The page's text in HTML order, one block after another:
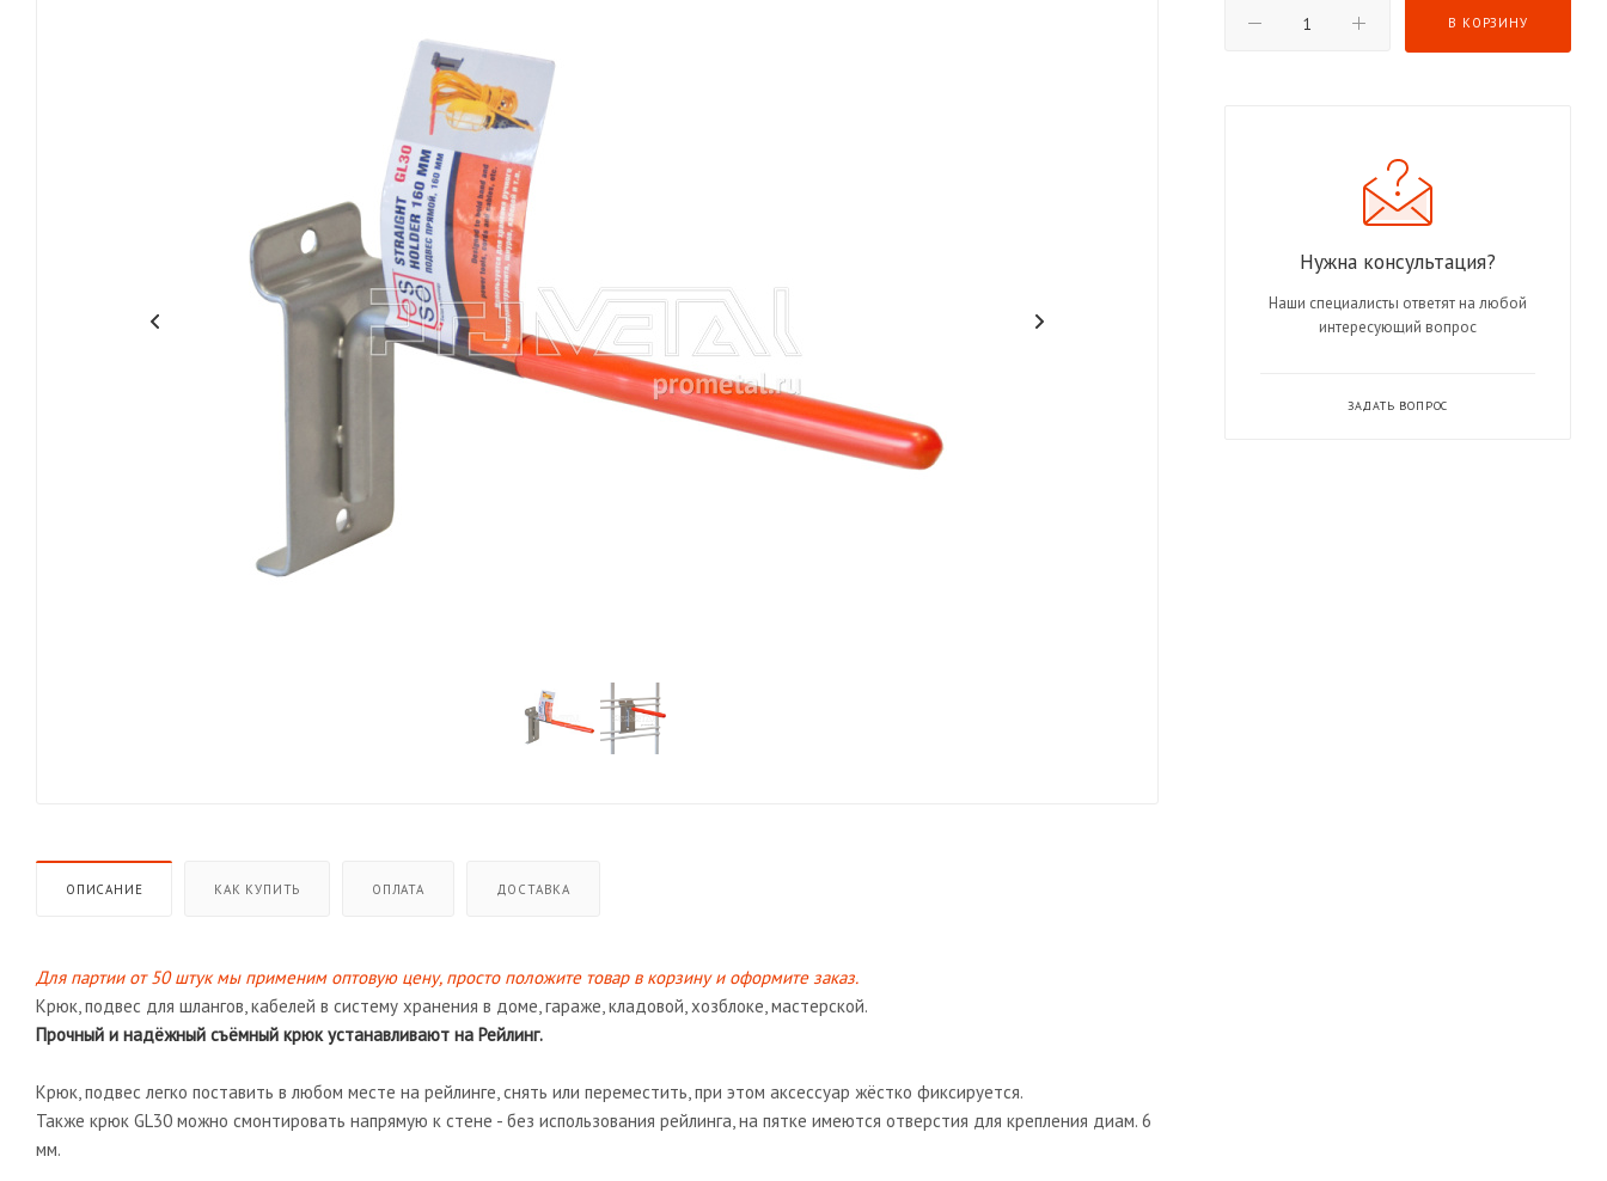
ОПИСАНИЕ КАК КУПИТЬ ОПЛАТА ДОСТАВКА
Для партии от 50 штук мы применим оптовую цену, просто положите товар в корзину и оформите заказ.
Крюк, подвес для шлангов, кабелей в систему хранения в доме, гараже, кладовой, хозблоке, мастерской.
Прочный и надёжный съёмный крюк устанавливают на Рейлинг.
Крюк, подвес легко поставить в любом месте на рейлинге, снять или переместить, при этом аксессуар жёстко фиксируется.
Также крюк GL30 можно смонтировать напрямую к стене - без использования рейлинга, на пятке имеются отверстия для крепления диам. 6
мм.
В КОРЗИНУ
Нужна консультация?
Наши специалисты ответят на любой
интересующий вопрос
ЗАДАТЬ ВОПРОС